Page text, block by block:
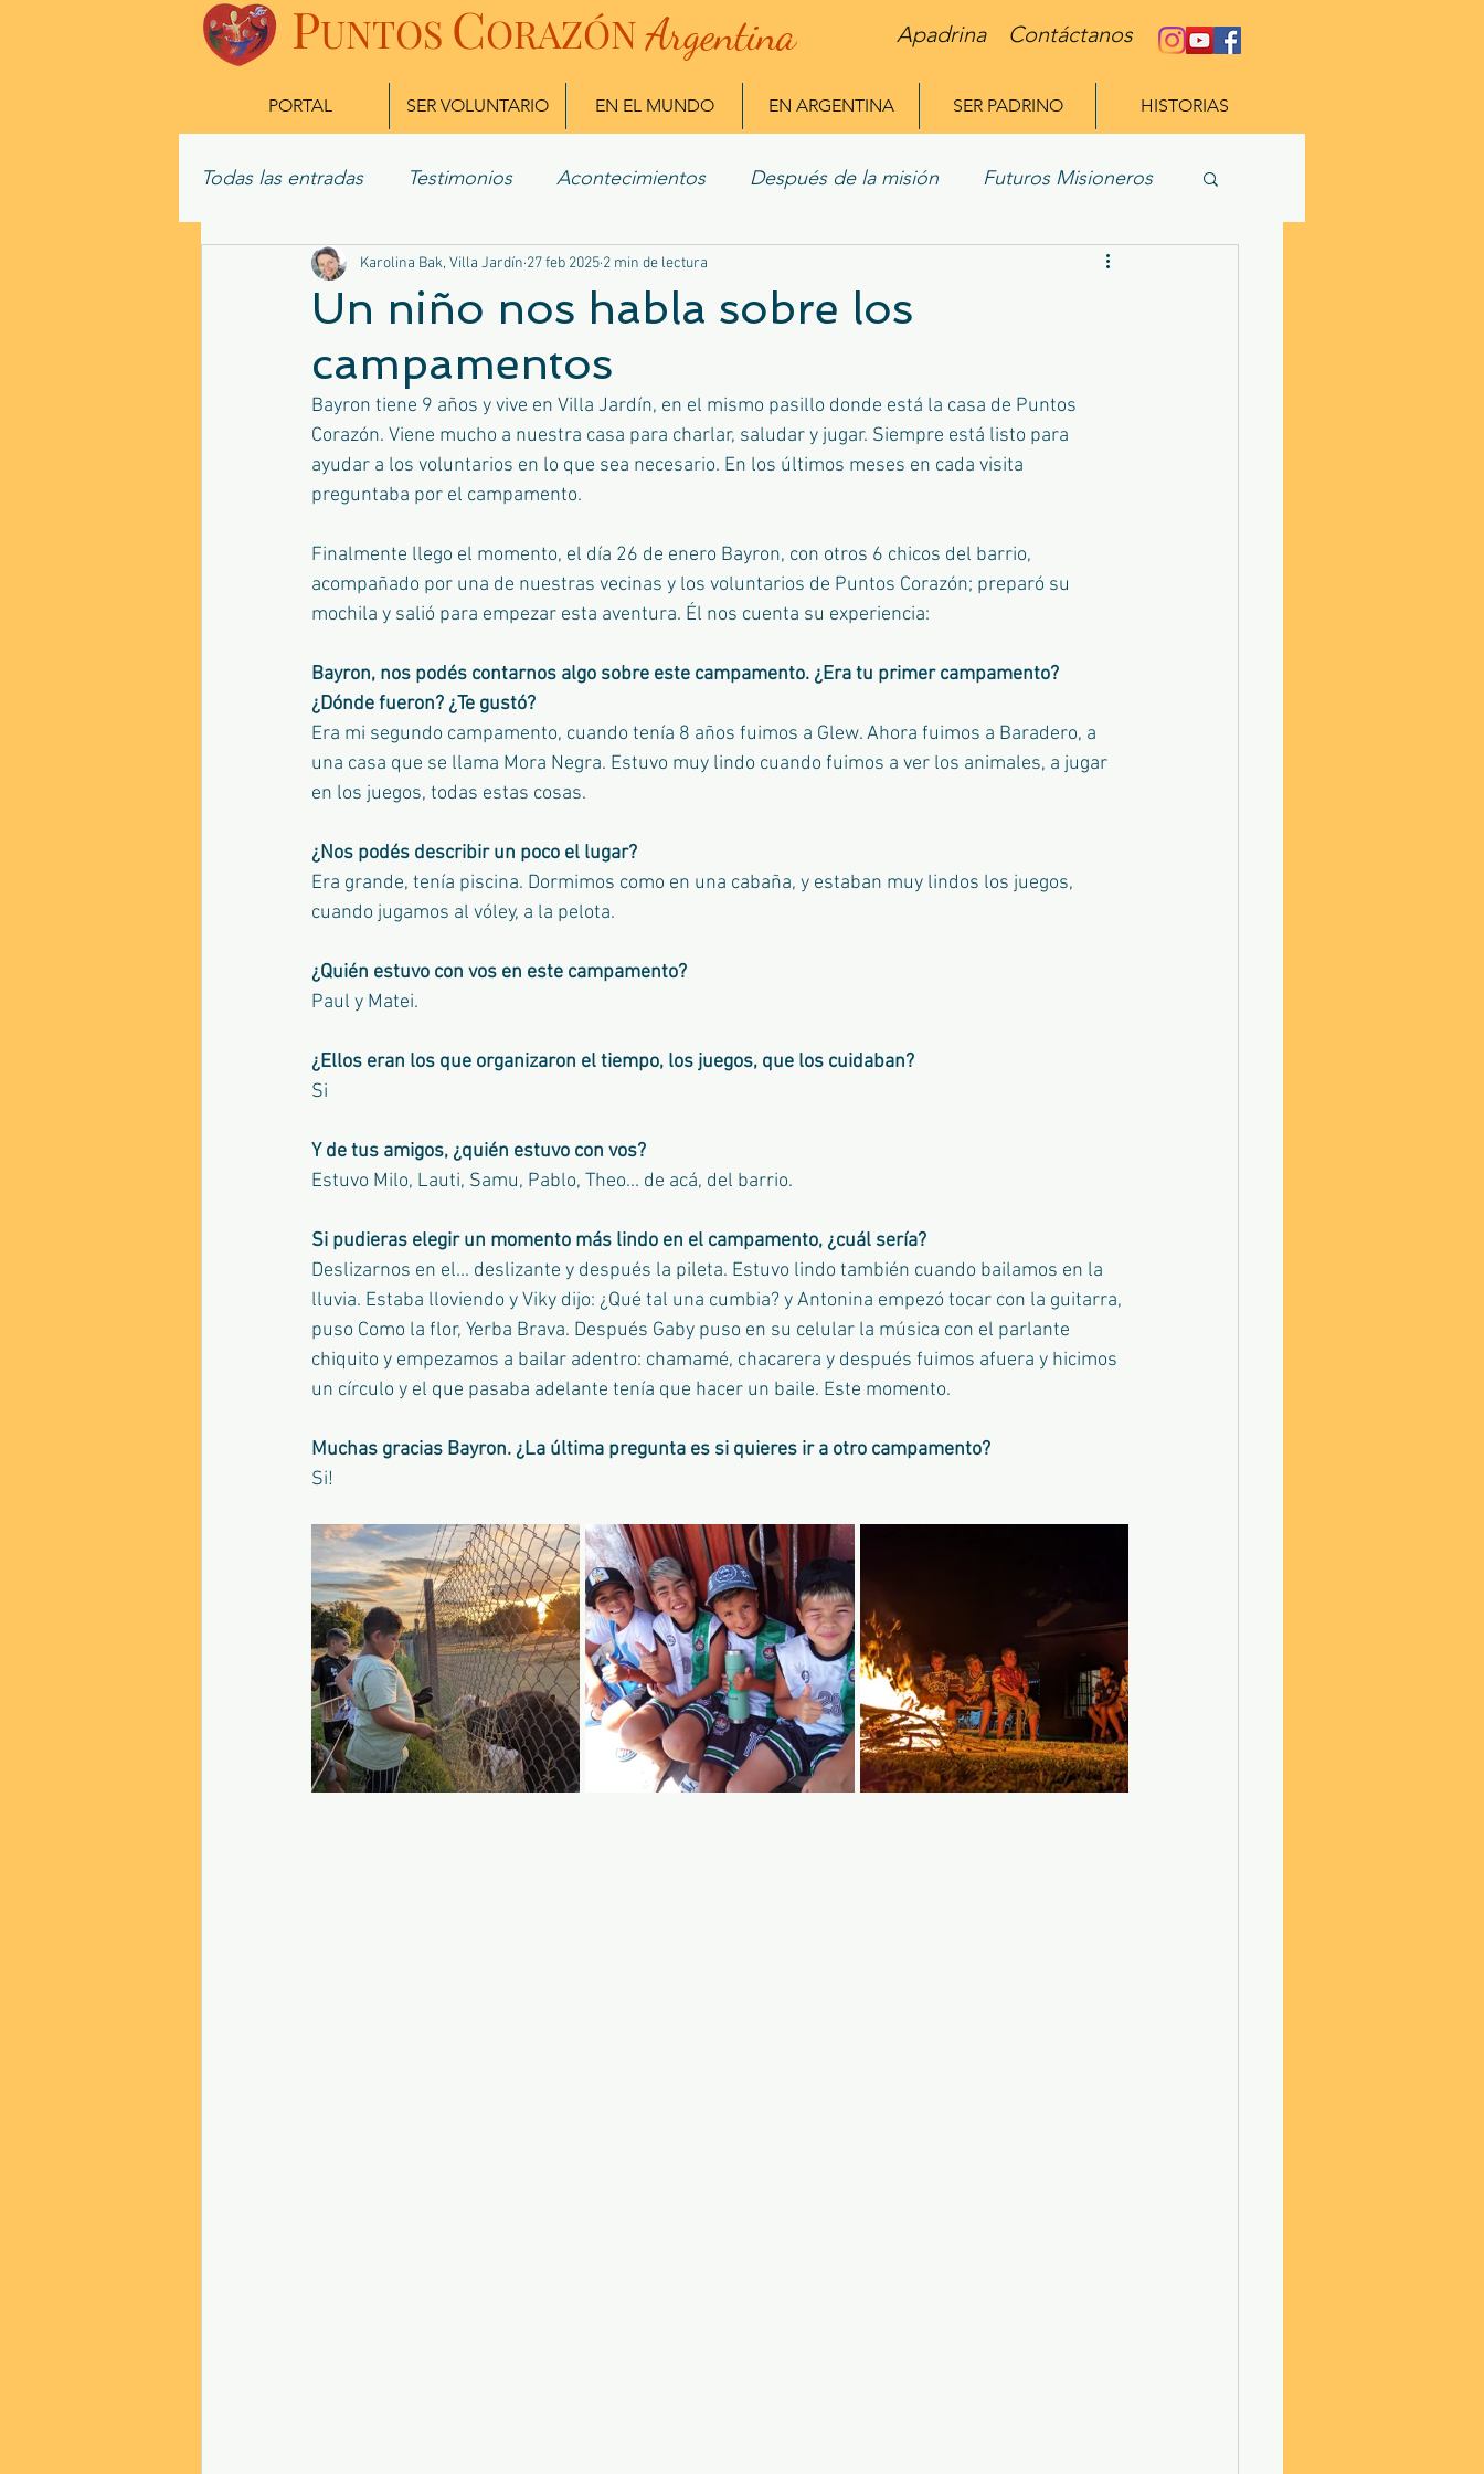
PUNTOS CORAZÓNArgentina Apadrina Contáctanos
PORTAL SER VOLUNTARIO EN EL MUNDO EN ARGENTINA SER PADRINO HISTORIAS
Todas las entradas Testimonios Acontecimientos Después de la misión Futuros Misioneros
Misioneros Actuales Ex Misioneros
Un niño nos habla sobre los
campamentos
Karolina Bak, Villa Jardín 27 feb 2025 2 min de lectura
Bayron tiene 9 años y vive en Villa Jardín, en el mismo pasillo donde está la casa de Puntos
Corazón. Viene mucho a nuestra casa para charlar, saludar y jugar. Siempre está listo para
ayudar a los voluntarios en lo que sea necesario. En los últimos meses en cada visita
preguntaba por el campamento.
Finalmente llego el momento, el día 26 de enero Bayron, con otros 6 chicos del barrio,
acompañado por una de nuestras vecinas y los voluntarios de Puntos Corazón; preparó su
mochila y salió para empezar esta aventura. Él nos cuenta su experiencia:
Bayron, nos podés contarnos algo sobre este campamento. ¿Era tu primer campamento?
¿Dónde fueron? ¿Te gustó?
Era mi segundo campamento, cuando tenía 8 años fuimos a Glew. Ahora fuimos a Baradero, a
una casa que se llama Mora Negra. Estuvo muy lindo cuando fuimos a ver los animales, a jugar
en los juegos, todas estas cosas.
¿Nos podés describir un poco el lugar?
Era grande, tenía piscina. Dormimos como en una cabaña, y estaban muy lindos los juegos,
cuando jugamos al vóley, a la pelota.
¿Quién estuvo con vos en este campamento?
Paul y Matei.
¿Ellos eran los que organizaron el tiempo, los juegos, que los cuidaban?
Si
Y de tus amigos, ¿quién estuvo con vos?
Estuvo Milo, Lauti, Samu, Pablo, Theo... de acá, del barrio.
Si pudieras elegir un momento más lindo en el campamento, ¿cuál sería?
Deslizarnos en el... deslizante y después la pileta. Estuvo lindo también cuando bailamos en la
lluvia. Estaba lloviendo y Viky dijo: ¿Qué tal una cumbia? y Antonina empezó tocar con la guitarra,
puso Como la flor, Yerba Brava. Después Gaby puso en su celular la música con el parlante
chiquito y empezamos a bailar adentro: chamamé, chacarera y después fuimos afuera y hicimos
un círculo y el que pasaba adelante tenía que hacer un baile. Este momento.
Muchas gracias Bayron. ¿La última pregunta es si quieres ir a otro campamento?
Si!